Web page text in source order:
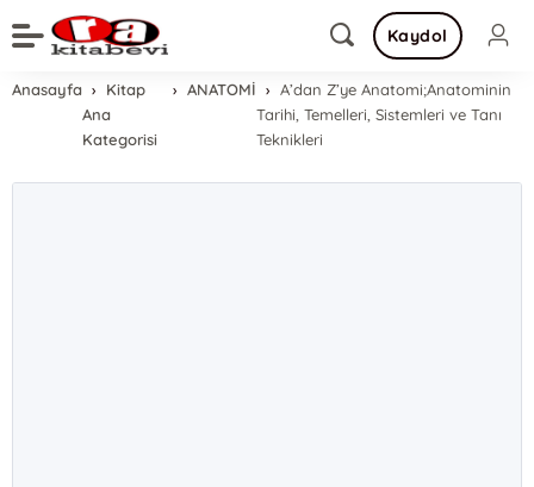
Kaydol
Anasayfa
Kitap
Ana
Kategorisi
ANATOMİ
A’dan Z’ye Anatomi;Anatominin
Tarihi, Temelleri, Sistemleri ve Tanı
Teknikleri